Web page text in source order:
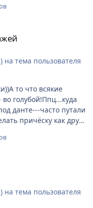
в будующее---я за
на тема пользователя
то что всякие
голубой!Ппц...куда
данте---часто путали
причёску как друг
японцев гелем---поди
на тема пользователя